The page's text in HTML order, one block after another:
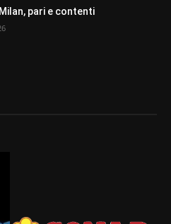
pari e contenti